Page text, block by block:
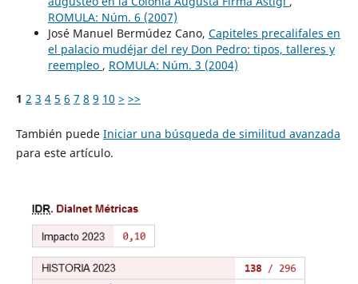
ROMULA: Núm. 6 (2007)
José Manuel Bermúdez Cano, Capiteles precalifales en
el palacio mudéjar del rey Don Pedro: tipos, talleres y
reempleo , ROMULA: Núm. 3 (2004)
1 2 3 4 5 6 7 8 9 10 > >>
También puede Iniciar una búsqueda de similitud avanzada
para este artículo.